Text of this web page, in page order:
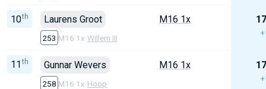
10th Laurens Groot
253 M16 1x·Willem III
M16 1x
11 th Gunnar Wevers
258 M16 1x·Hoop
M16 1x